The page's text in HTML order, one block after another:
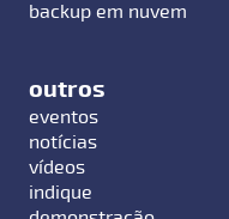
backup em nuvem
outros
eventos
notícias
vídeos
indique